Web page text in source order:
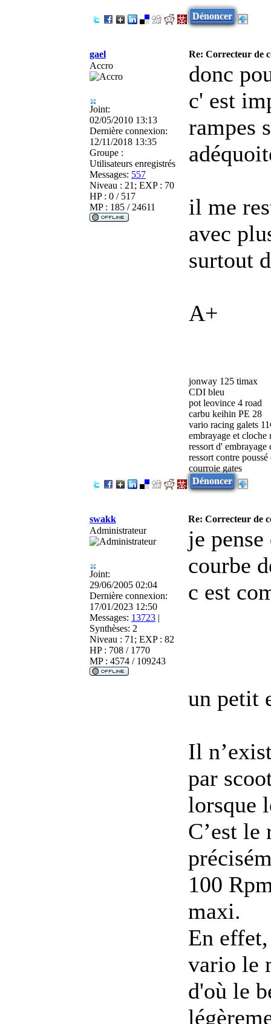
Dénoncer
gael
Re: Correcteur de
Accro
Joint:
02/05/2010 13:13
Dernière connexion:
12/11/2018 13:35
Groupe :
Utilisateurs enregistrés
Messages: 557
Niveau : 21; EXP : 70
HP : 0 / 517
MP : 185 / 24611
donc
c' est
rampes
il me
avec
surtout
A+
jonway 125 timax
CDI bleu
pot leovince 4 road
carbu keihin PE 28
vario racing galets
embrayage et cloche
ressort d' embrayage
ressort contre
courroie gates
Dénoncer
swakk
Re: Correcteur de
Administrateur
Joint:
29/06/2005 02:04
Dernière connexion:
17/01/2023 12:50
Messages: 13723 |
Synthèses: 2
Niveau : 71; EXP : 82
HP : 708 / 1770
MP : 4574 / 109243
je
courbe
c est
un petit
Il
par
lorsque
C’est
100
maxi.
En
vario le
d'où le